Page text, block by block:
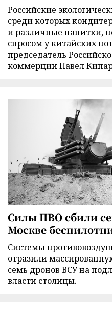
Российские
среди которых
и различные напитки,
спросом у китайских
председатель
коммерции Павел
Силы ПВО сбили
Москве
Cистемы
отразили
семь дронов ВСУ на
власти столицы.